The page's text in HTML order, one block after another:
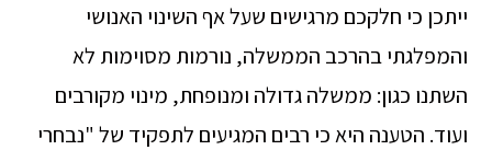
ייתכן כי חלקכם מרגישים שעל אף השינוי האנושי
והמפלגתי בהרכב הממשלה, נורמות מסוימות לא
השתנו כגון: ממשלה גדולה ומנופחת, מינוי מקורבים
ועוד. הטענה היא כי רבים המגיעים לתפקיד של "נבחרי